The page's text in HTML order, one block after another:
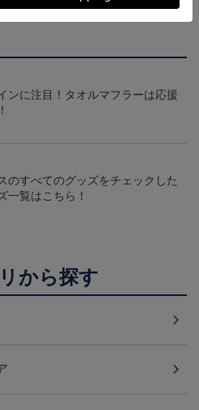
ンに注目！タオルマフラーは応援
のすべてのグッズをチェックした
一覧はこちら！
から探す